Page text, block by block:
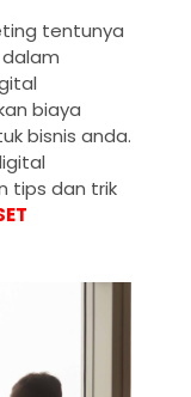
tentunya
biaya
bisnis anda.
tips dan trik